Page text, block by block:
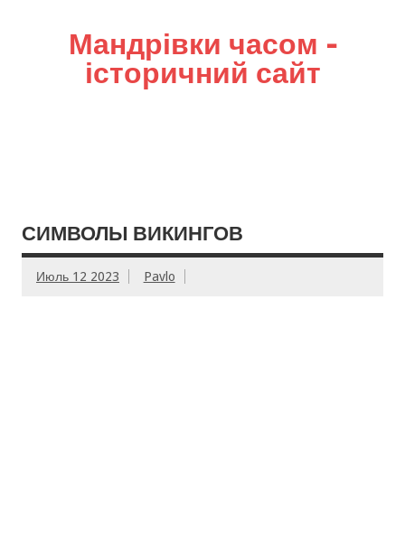
Мандрівки часом –
історичний сайт
СИМВОЛЫ ВИКИНГОВ
Июль 12 2023 Pavlo